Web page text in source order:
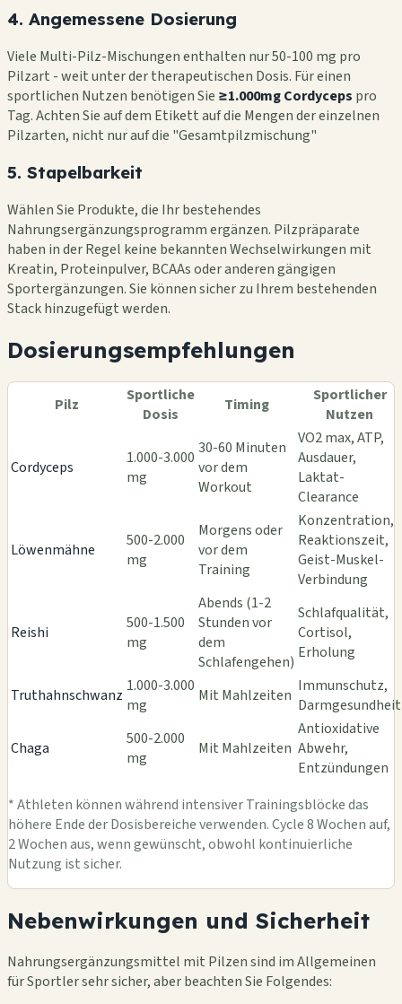
4. Angemessene Dosierung
Viele Multi-Pilz-Mischungen enthalten nur 50-100 mg pro
Pilzart - weit unter der therapeutischen Dosis. Für einen
sportlichen Nutzen benötigen Sie ≥1.000mg Cordyceps pro
Tag. Achten Sie auf dem Etikett auf die Mengen der einzelnen
Pilzarten, nicht nur auf die "Gesamtpilzmischung"
5. Stapelbarkeit
Wählen Sie Produkte, die Ihr bestehendes
Nahrungsergänzungsprogramm ergänzen. Pilzpräparate
haben in der Regel keine bekannten Wechselwirkungen mit
Kreatin, Proteinpulver, BCAAs oder anderen gängigen
Sportergänzungen. Sie können sicher zu Ihrem bestehenden
Stack hinzugefügt werden.
Dosierungsempfehlungen
Pilz
Sportliche
Dosis
Timing
Sportlicher
Nutzen
Cordyceps
1.000-3.000
mg
30-60 Minuten
vor dem
Workout
VO2 max, ATP,
Ausdauer,
Laktat-
Clearance
Löwenmähne
500-2.000
mg
Morgens oder
vor dem
Training
Konzentration,
Reaktionszeit,
Geist-Muskel-
Verbindung
Reishi
500-1.500
mg
Abends (1-2
Stunden vor
dem
Schlafengehen)
Schlafqualität,
Cortisol,
Erholung
Truthahnschwanz 1.000-3.000
mg
Mit Mahlzeiten Immunschutz,
Darmgesundheit
Chaga
500-2.000
mg
Mit Mahlzeiten
Antioxidative
Abwehr,
Entzündungen
* Athleten können während intensiver Trainingsblöcke das
höhere Ende der Dosisbereiche verwenden. Cycle 8 Wochen auf,
2 Wochen aus, wenn gewünscht, obwohl kontinuierliche
Nutzung ist sicher.
Nebenwirkungen und Sicherheit
Nahrungsergänzungsmittel mit Pilzen sind im Allgemeinen
für Sportler sehr sicher, aber beachten Sie Folgendes: